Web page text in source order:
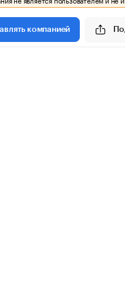
компанией